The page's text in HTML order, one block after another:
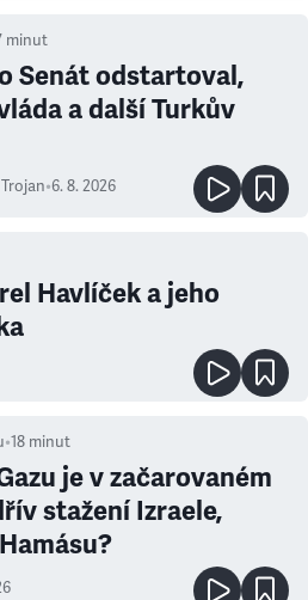
minut
Senát odstartoval,
a další Turkův
•6. 8. 2026
Havlíček a jeho
•18 minut
je v začarovaném
stažení Izraele,